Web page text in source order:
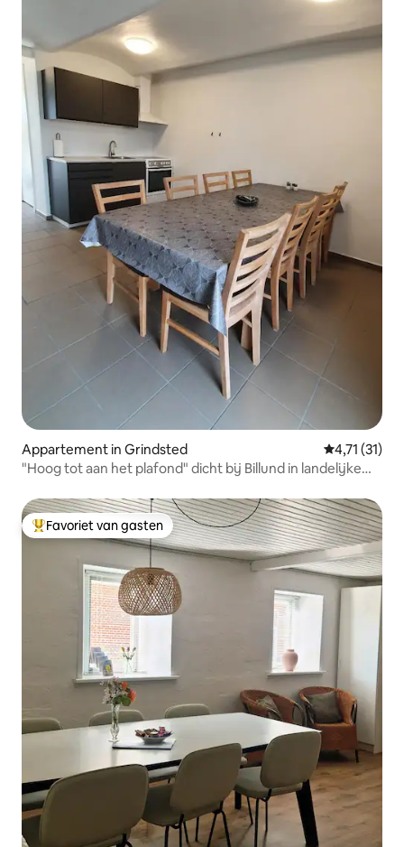
Appartement in Grindsted Gemiddelde
4,71 (31)
"Hoog tot aan het plafond" dicht bij Billund in landelijke
Topfavoriet van gasten
Favoriet van gasten